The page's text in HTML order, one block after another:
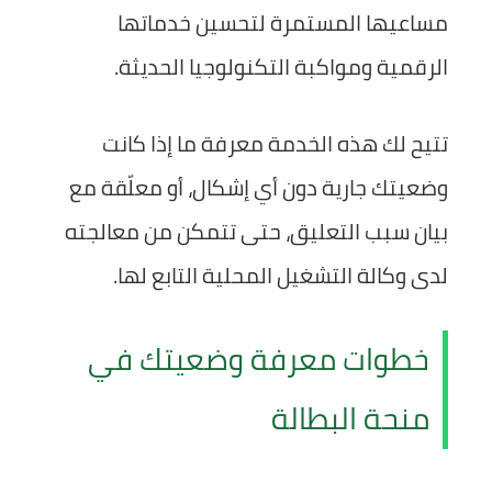
مساعيها المستمرة لتحسين خدماتها
الرقمية ومواكبة التكنولوجيا الحديثة.
تتيح لك هذه الخدمة معرفة ما إذا كانت
وضعيتكجاريةدون أي إشكال، أومعلّقةمع
بيان سبب التعليق، حتى تتمكن من معالجته
لدى وكالة التشغيل المحلية التابع لها.
خطوات معرفة وضعيتك في
منحة البطالة